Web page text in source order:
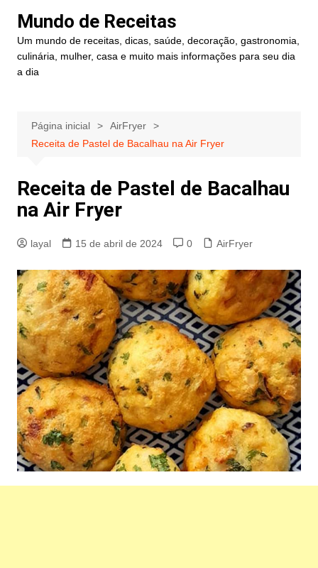
para
conteúdo
Mundo de Receitas
Um mundo de receitas, dicas, saúde, decoração, gastronomia,
culinária, mulher, casa e muito mais informações para seu dia
a dia
Página inicial
AirFryer
Receita de Pastel de Bacalhau na Air Fryer
Receita de Pastel de Bacalhau
na Air Fryer
layal 15 de abril de 2024 0 AirFryer